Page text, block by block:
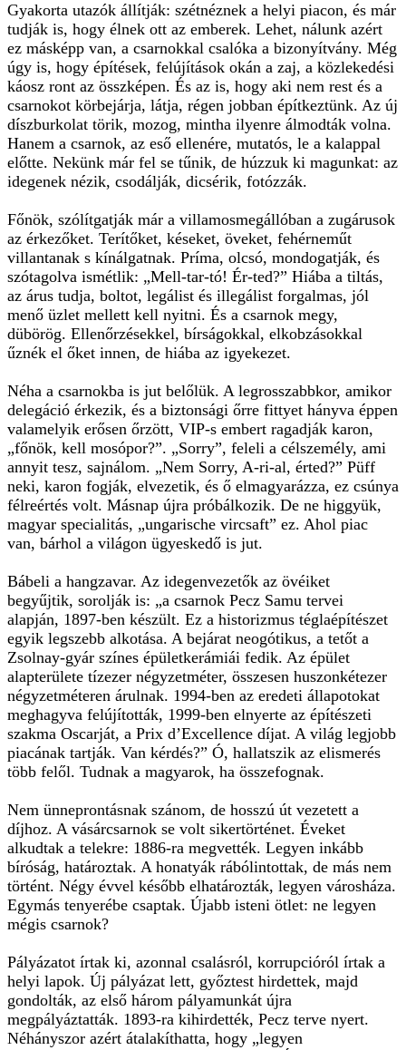
Gyakorta utazók állítják: szétnéznek a helyi piacon, és már
tudják is, hogy élnek ott az emberek. Lehet, nálunk azért
ez másképp van, a csarnokkal csalóka a bizonyítvány. Még
úgy is, hogy építések, felújítások okán a zaj, a közlekedési
káosz ront az összképen. És az is, hogy aki nem rest és a
csarnokot körbejárja, látja, régen jobban építkeztünk. Az új
díszburkolat törik, mozog, mintha ilyenre álmodták volna.
Hanem a csarnok, az eső ellenére, mutatós, le a kalappal
előtte. Nekünk már fel se tűnik, de húzzuk ki magunkat: az
idegenek nézik, csodálják, dicsérik, fotózzák.
Főnök, szólítgatják már a villamosmegállóban a zugárusok
az érkezőket. Terítőket, késeket, öveket, fehérneműt
villantanak s kínálgatnak. Príma, olcsó, mondogatják, és
szótagolva ismétlik: „Mell-tar-tó! Ér-ted?” Hiába a tiltás,
az árus tudja, boltot, legálist és illegálist forgalmas, jól
menő üzlet mellett kell nyitni. És a csarnok megy,
dübörög. Ellenőrzésekkel, bírságokkal, elkobzásokkal
űznék el őket innen, de hiába az igyekezet.
Néha a csarnokba is jut belőlük. A legrosszabbkor, amikor
delegáció érkezik, és a biztonsági őrre fittyet hányva éppen
valamelyik erősen őrzött, VIP-s embert ragadják karon,
„főnök, kell mosópor?”. „Sorry”, feleli a célszemély, ami
annyit tesz, sajnálom. „Nem Sorry, A-ri-al, érted?” Püff
neki, karon fogják, elvezetik, és ő elmagyarázza, ez csúnya
félreértés volt. Másnap újra próbálkozik. De ne higgyük,
magyar specialitás, „ungarische vircsaft” ez. Ahol piac
van, bárhol a világon ügyeskedő is jut.
Bábeli a hangzavar. Az idegenvezetők az övéiket
begyűjtik, sorolják is: „a csarnok Pecz Samu tervei
alapján, 1897-ben készült. Ez a historizmus téglaépítészet
egyik legszebb alkotása. A bejárat neogótikus, a tetőt a
Zsolnay-gyár színes épületkerámiái fedik. Az épület
alapterülete tízezer négyzetméter, összesen huszonkétezer
négyzetméteren árulnak. 1994-ben az eredeti állapotokat
meghagyva felújították, 1999-ben elnyerte az építészeti
szakma Oscarját, a Prix d’Excellence díjat. A világ legjobb
piacának tartják. Van kérdés?” Ó, hallatszik az elismerés
több felől. Tudnak a magyarok, ha összefognak.
Nem ünneprontásnak szánom, de hosszú út vezetett a
díjhoz. A vásárcsarnok se volt sikertörténet. Éveket
alkudtak a telekre: 1886-ra megvették. Legyen inkább
bíróság, határoztak. A honatyák rábólintottak, de más nem
történt. Négy évvel később elhatározták, legyen városháza.
Egymás tenyerébe csaptak. Újabb isteni ötlet: ne legyen
mégis csarnok?
Pályázatot írtak ki, azonnal csalásról, korrupcióról írtak a
helyi lapok. Új pályázat lett, győztest hirdettek, majd
gondolták, az első három pályamunkát újra
megpályáztatták. 1893-ra kihirdették, Pecz terve nyert.
Néhányszor azért átalakíthatta, hogy „legyen